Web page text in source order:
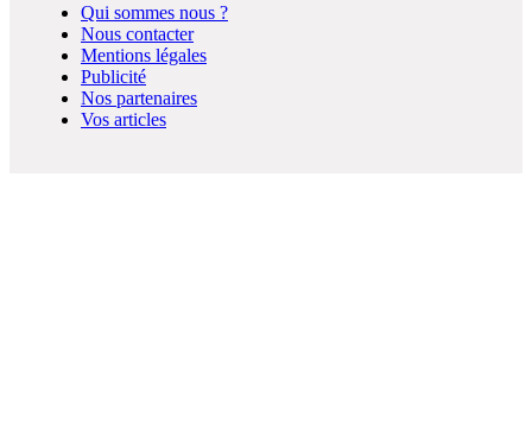
Qui sommes nous ?
Nous contacter
Mentions légales
Publicité
Nos partenaires
Vos articles